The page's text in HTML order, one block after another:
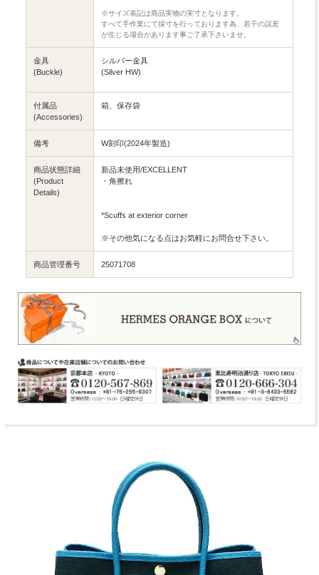
※サイズ表記は商品実物の実寸となります。
すべて手作業にて採寸を行っております為、若干の誤差
が生じる場合があります事ご了承下さいませ。
金具
(Buckle)
シルバー金具
(Silver HW)
付属品
(Accessories)
箱、保存袋
備考 W刻印(2024年製造)
商品状態詳細
(Product
Details)
新品未使用/EXCELLENT
・角擦れ
*Scuffs at exterior corner
※その他気になる点はお気軽にお問合せ下さい。
商品管理番号 25071708